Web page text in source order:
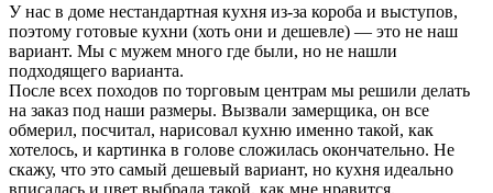
У нас в доме нестандартная кухня из-за короба и выступов,
поэтому готовые кухни (хоть они и дешевле) — это не наш
вариант. Мы с мужем много где были, но не нашли
подходящего варианта.
После всех походов по торговым центрам мы решили делать
на заказ под наши размеры. Вызвали замерщика, он все
обмерил, посчитал, нарисовал кухню именно такой, как
хотелось, и картинка в голове сложилась окончательно. Не
скажу, что это самый дешевый вариант, но кухня идеально
вписалась и цвет выбрала такой, как мне нравится.